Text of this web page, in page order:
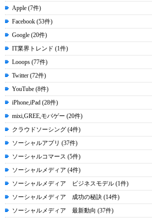
Apple (7件)
Facebook (53件)
Google (20件)
IT業界トレンド (1件)
Looops (77件)
Twitter (72件)
YouTube (8件)
iPhone,iPad (28件)
mixi,GREE,モバゲー (20件)
クラウドソーシング (4件)
ソーシャルアプリ (37件)
ソーシャルコマース (5件)
ソーシャルメディア (4件)
ソーシャルメディア ビジネスモデル (1件)
ソーシャルメディア 成功の秘訣 (14件)
ソーシャルメディア 最新動向 (37件)